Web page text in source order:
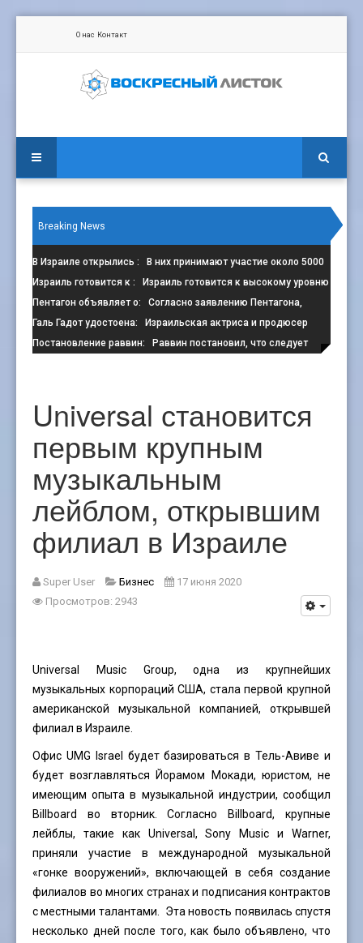
О нас Контакт
Breaking News
В Израиле открылись : В них принимают участие около 5000
сп
Израиль готовится к : Израиль готовится к высокому уровню
зПентагон объявляет о: Согласно заявлению Пентагона,
контрак
Галь Гадот удостоена: Израильская актриса и продюсер
Галь Г
Постановление раввин: Раввин постановил, что следует
Universal становится
первым крупным
музыкальным
лейблом, открывшим
филиал в Израиле
Super User Бизнес
17 июня 2020
Просмотров: 2943
Universal Music Group, одна из крупнейших
музыкальных корпораций США, стала первой крупной
американской музыкальной компанией, открывшей
филиал в Израиле.
Офис UMG Israel будет базироваться в Тель-Авиве и
будет возглавляться Йорамом Мокади, юристом, не
имеющим опыта в музыкальной индустрии, сообщил
Billboard во вторник. Согласно Billboard, крупные
лейблы, такие как Universal, Sony Music и Warner,
приняли участие в международной музыкальной
«гонке вооружений», включающей в себя создание
филиалов во многих странах и подписания контрактов
с местными талантами. Эта новость появилась спустя
несколько дней после того, как было объявлено, что